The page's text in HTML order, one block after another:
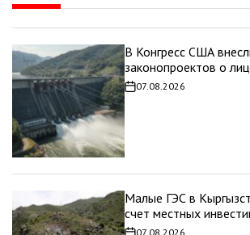
В Конгресс США
законопроектов о
Дата
записи
07.08.2026
Малые ГЭС в
счет местных
07.08.2026